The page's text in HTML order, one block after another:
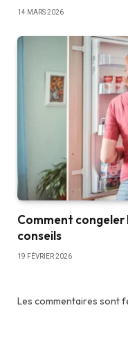
14 MARS 2026
Comment congeler
conseils
19 FÉVRIER 2026
Les commentaires sont